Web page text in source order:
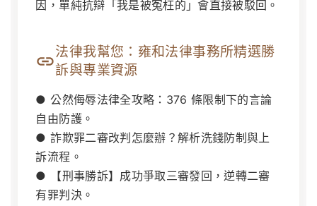
因，單純抗辯「我是被冤枉的」會直接被駁回。
法律我幫您：雍和法律事務所精選勝
訴與專業資源
● 公然侮辱法律全攻略：376 條限制下的言論
自由防護。
● 詐欺罪二審改判怎麼辦？解析洗錢防制與上
訴流程。
● 【刑事勝訴】成功爭取三審發回，逆轉二審
有罪判決。